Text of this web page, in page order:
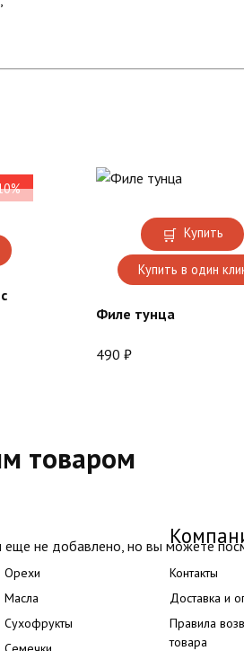
Купить
Купить в один
Филе тунца
490 ₽
товаром
еще не добавлено, но вы можете
Орехи
Масла
Сухофрукты
Контакты
Доставка и
Правила
товара